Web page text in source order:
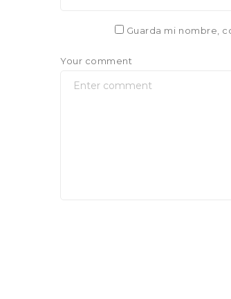
Guarda mi nombre,
Your comment